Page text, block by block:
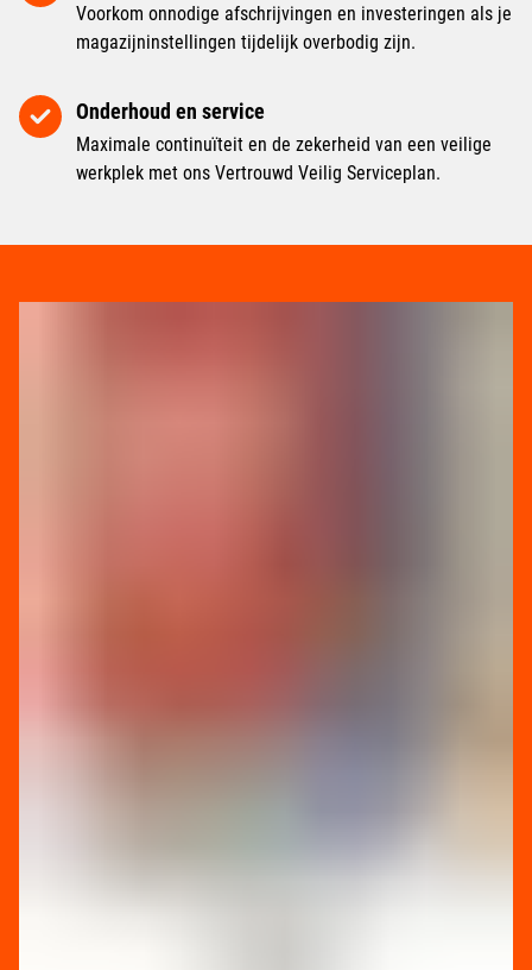
Voorkom onnodige afschrijvingen en investeringen als je
magazijninstellingen tijdelijk overbodig zijn.
Onderhoud en service
Maximale continuïteit en de zekerheid van een veilige
werkplek met ons Vertrouwd Veilig Serviceplan.